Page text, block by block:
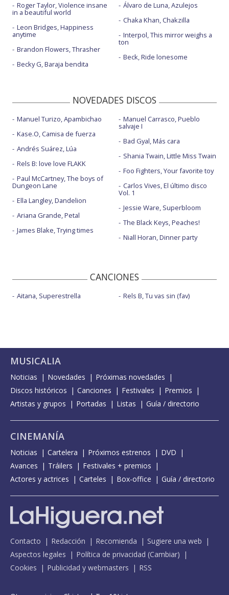
Roger Taylor, Violence insane
in a beautiful world
Leon Bridges, Happiness
anytime
Brandon Flowers, Thrasher
Becky G, Baraja bendita
Álvaro de Luna, Azulejos
Chaka Khan, Chakzilla
Interpol, This mirror weighs a
ton
Beck, Ride lonesome
NOVEDADES DISCOS
Manuel Turizo, Apambichao
Kase.O, Camisa de fuerza
Andrés Suárez, Lúa
Rels B: love love FLAKK
Paul McCartney, The boys of
Dungeon Lane
Ella Langley, Dandelion
Ariana Grande, Petal
James Blake, Trying times
Manuel Carrasco, Pueblo
salvaje I
Bad Gyal, Más cara
Shania Twain, Little Miss Twain
Foo Fighters, Your favorite toy
Carlos Vives, El último disco
Vol. 1
Jessie Ware, Superbloom
The Black Keys, Peaches!
Niall Horan, Dinner party
CANCIONES
Aitana, Superestrella Rels B, Tu vas sin (fav)
MUSICALIA
Noticias Novedades
Próximas novedades
Discos históricos
Canciones Festivales
Premios
Artistas y grupos
Portadas Listas Guía / directorio
CINEMANÍA
Noticias Cartelera Próximos estrenos
DVD
Avances
Tráilers
Festivales + premios
Actores y actrices
Carteles Box-office Guía / directorio
Contacto Redacción Recomienda
Sugiere una web
Aspectos legales
Política de privacidad (Cambiar)
Cookies
Publicidad y webmasters RSS